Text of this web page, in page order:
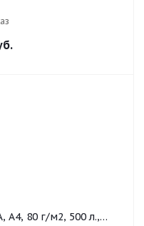
А4, 80 г/м2, 500 л.,